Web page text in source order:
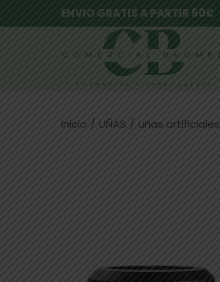
ENVIO GRATIS A PARTIR 60€
Inicio / UÑAS / uñas artificiales